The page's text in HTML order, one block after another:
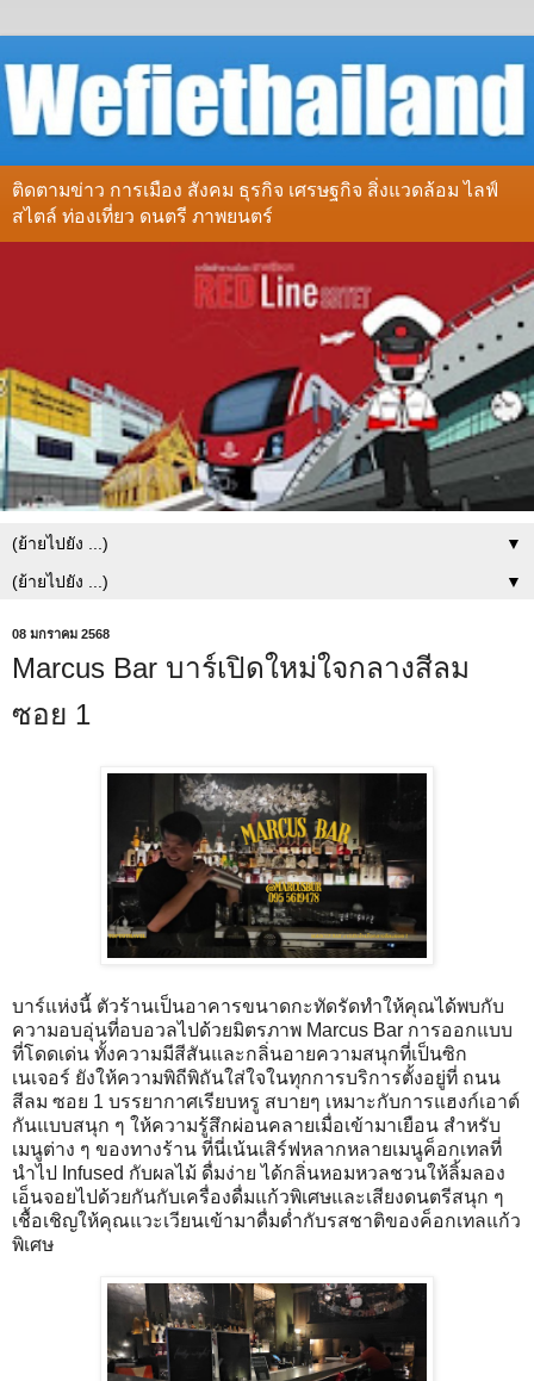
ติดตามข่าว การเมือง สังคม ธุรกิจ เศรษฐกิจ สิ่งแวดล้อม ไลฟ์
สไตล์ ท่องเที่ยว ดนตรี ภาพยนตร์
▼
▼
08 มกราคม 2568
Marcus Bar บาร์เปิดใหม่ใจกลางสีลม
ซอย 1
บาร์แห่งนี้ ตัวร้านเป็นอาคารขนาดกะทัดรัดทำให้คุณได้พบกับ
ความอบอุ่นที่อบอวลไปด้วยมิตรภาพ Marcus Bar การออกแบบ
ที่โดดเด่น ทั้งความมีสีสันและกลิ่นอายความสนุกที่เป็นซิก
เนเจอร์ ยังให้ความพิถีพิถันใส่ใจในทุกการบริการตั้งอยู่ที่ ถนน
สีลม ซอย 1 บรรยากาศเรียบหรู สบายๆ เหมาะกับการแฮงก์เอาต์
กันแบบสนุก ๆ ให้ความรู้สึกผ่อนคลายเมื่อเข้ามาเยือน สำหรับ
เมนูต่าง ๆ ของทางร้าน ที่นี่เน้นเสิร์ฟหลากหลายเมนูค็อกเทลที่
นำไป Infused กับผลไม้ ดื่มง่าย ได้กลิ่นหอมหวลชวนให้ลิ้มลอง
เอ็นจอยไปด้วยกันกับเครื่องดื่มแก้วพิเศษและเสียงดนตรีสนุก ๆ
เชื้อเชิญให้คุณแวะเวียนเข้ามาดื่มด่ำกับรสชาติของค็อกเทลแก้ว
พิเศษ